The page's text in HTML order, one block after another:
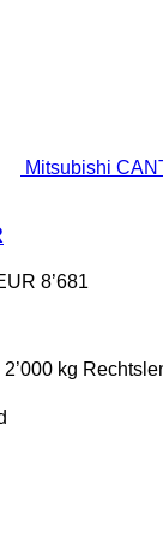
Mitsubishi
8’681
2’000 kg